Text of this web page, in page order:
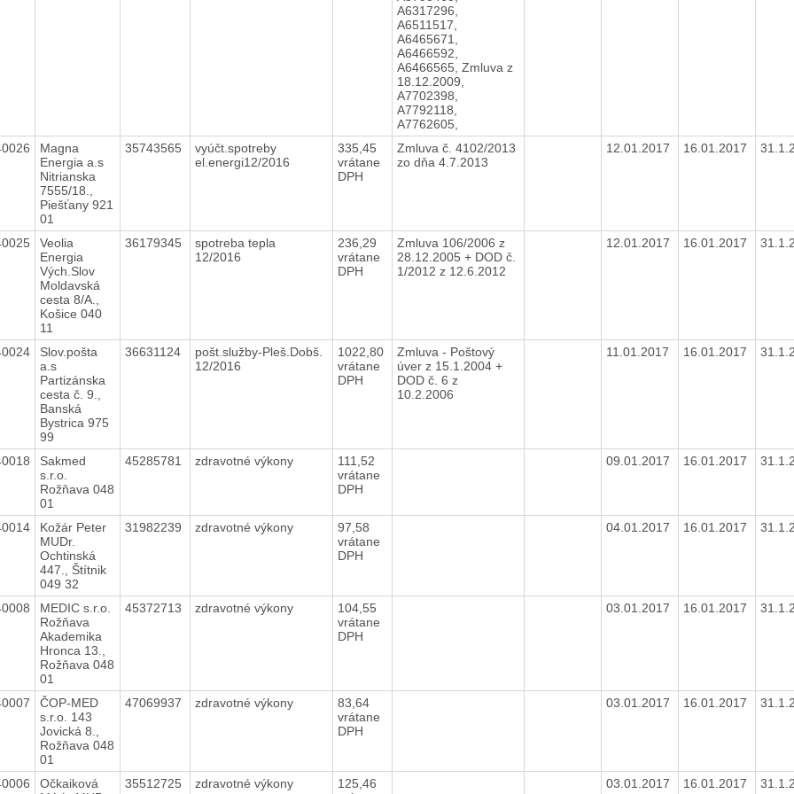
A6317296,
A6511517,
A6465671,
A6466592,
A6466565, Zmluva z
18.12.2009,
A7702398,
A7792118,
A7762605,
Magna
Energia a.s
Nitrianska
7555/18.,
Piešťany 921
01
35743565
vyúčt.spotreby
el.energi12/2016
335,45
vrátane
DPH
Zmluva č. 4102/2013
zo dňa 4.7.2013
12.01.2017 16.01.2017
Veolia
Energia
Vých.Slov
Moldavská
cesta 8/A.,
Košice 040
11
36179345
spotreba tepla
12/2016
236,29
vrátane
DPH
Zmluva 106/2006 z
28.12.2005 + DOD č.
1/2012 z 12.6.2012
12.01.2017 16.01.2017
Slov.pošta
a.s
Partizánska
cesta č. 9.,
Banská
Bystrica 975
99
36631124
pošt.služby-Pleš.Dobš.
12/2016
1022,80
vrátane
DPH
Zmluva - Poštový
úver z 15.1.2004 +
DOD č. 6 z
10.2.2006
11.01.2017 16.01.2017
Sakmed
s.r.o.
Rožňava 048
01
45285781 zdravotné výkony
111,52
vrátane
DPH
09.01.2017 16.01.2017
Kožár Peter
MUDr.
Ochtinská
447., Štítnik
049 32
31982239 zdravotné výkony
97,58
vrátane
DPH
04.01.2017 16.01.2017
MEDIC s.r.o.
Rožňava
Akademika
Hronca 13.,
Rožňava 048
01
45372713 zdravotné výkony
104,55
vrátane
DPH
03.01.2017 16.01.2017
ČOP-MED
s.r.o. 143
Jovická 8.,
Rožňava 048
01
47069937 zdravotné výkony
83,64
vrátane
DPH
03.01.2017 16.01.2017
Očkaiková
35512725 zdravotné výkony
125,46
03.01.2017 16.01.2017